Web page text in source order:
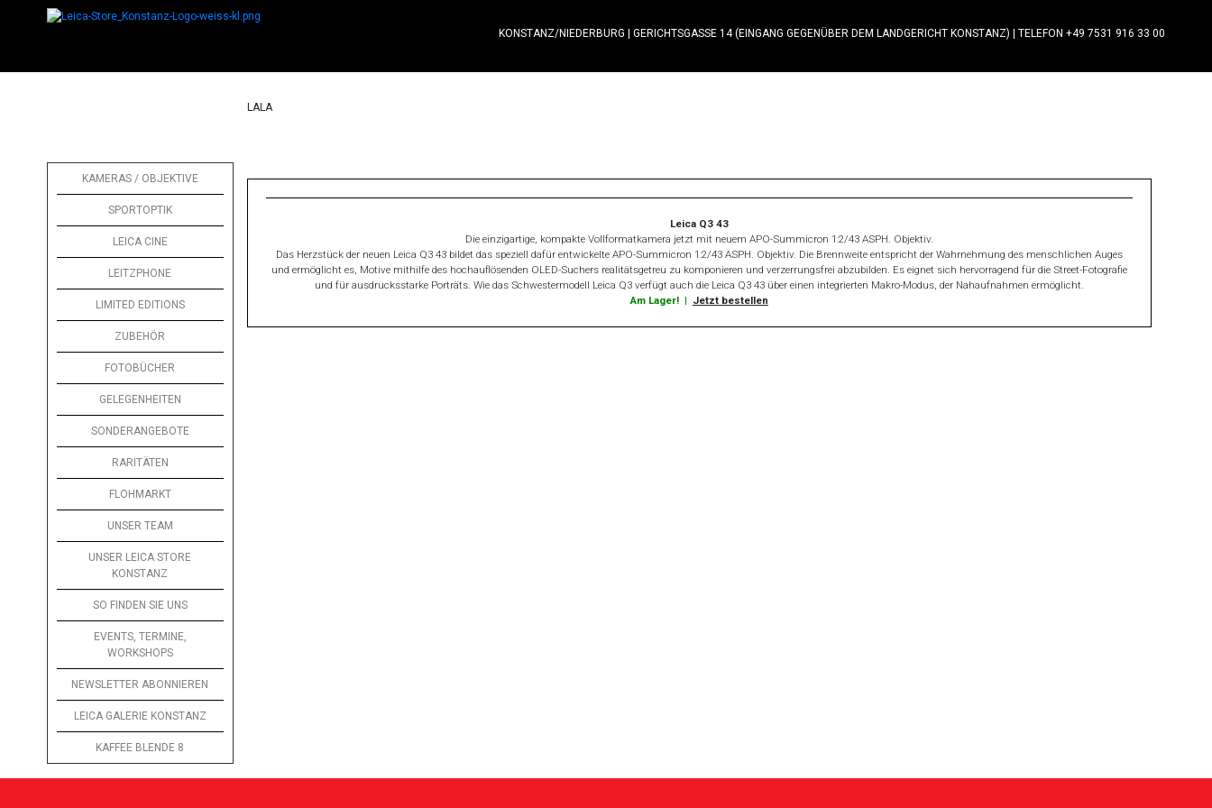
KONSTANZ/NIEDERBURG GERICHTSGASSE 14 (EINGANG GEGENÜBER DEM LANDGERICHT KONSTANZ) TELEFON +49 7531 916 33 00
KAMERAS / OBJEKTIVE
SPORTOPTIK
LEICA CINE
LEITZPHONE
LIMITED EDITIONS
ZUBEHÖR
FOTOBÜCHER
GELEGENHEITEN
SONDERANGEBOTE
RARITÄTEN
FLOHMARKT
UNSER TEAM
UNSER LEICA STORE
KONSTANZ
SO FINDEN SIE UNS
EVENTS, TERMINE,
WORKSHOPS
NEWSLETTER ABONNIEREN
LEICA GALERIE KONSTANZ
KAFFEE BLENDE 8
LALA
Leica Q3 43
Die einzigartige, kompakte Vollformatkamera jetzt mit neuem APO-Summicron 1:2/43 ASPH. Objektiv.
Das Herzstück der neuen Leica Q3 43 bildet das speziell dafür entwickelte APO-Summicron 1:2/43 ASPH. Objektiv. Die Brennweite entspricht der Wahrnehmung des menschlichen Auges
und ermöglicht es, Motive mithilfe des hochauflösenden OLED-Suchers realitätsgetreu zu komponieren und verzerrungsfrei abzubilden. Es eignet sich hervorragend für die Street-Fotografie
und für ausdrucksstarke Porträts. Wie das Schwestermodell Leica Q3 verfügt auch die Leica Q3 43 über einen integrierten Makro-Modus, der Nahaufnahmen ermöglicht.
Am Lager! | Jetzt bestellen